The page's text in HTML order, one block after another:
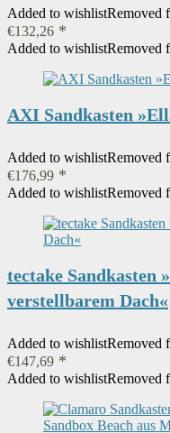
Added to wishlistRemoved
€132,26
Added to wishlistRemoved
AXI Sandkasten
Added to wishlistRemoved
€176,99
Added to wishlistRemoved
tectake Sandkasten
verstellbarem Dach«
Added to wishlistRemoved
€147,69
Added to wishlistRemoved